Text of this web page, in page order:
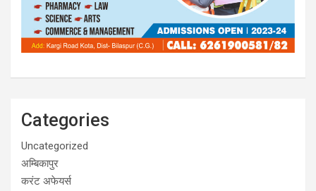
Categories
Uncategorized
अम्बिकापुर
करंट अफेयर्स